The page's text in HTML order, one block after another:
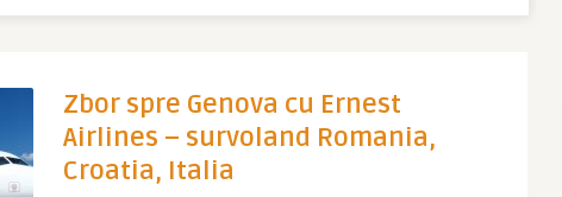
Zbor spre Genova cu Ernest
Airlines – survoland Romania,
Croatia, Italia